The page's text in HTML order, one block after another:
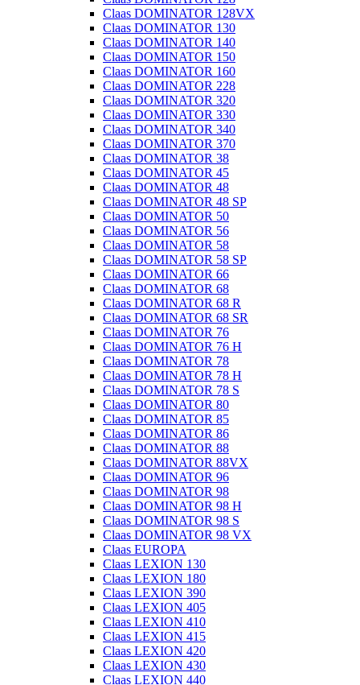
Claas DOMINATOR 128VX
Claas DOMINATOR 130
Claas DOMINATOR 140
Claas DOMINATOR 150
Claas DOMINATOR 160
Claas DOMINATOR 228
Claas DOMINATOR 320
Claas DOMINATOR 330
Claas DOMINATOR 340
Claas DOMINATOR 370
Claas DOMINATOR 38
Claas DOMINATOR 45
Claas DOMINATOR 48
Claas DOMINATOR 48 SP
Claas DOMINATOR 50
Claas DOMINATOR 56
Claas DOMINATOR 58
Claas DOMINATOR 58 SP
Claas DOMINATOR 66
Claas DOMINATOR 68
Claas DOMINATOR 68 R
Claas DOMINATOR 68 SR
Claas DOMINATOR 76
Claas DOMINATOR 76 H
Claas DOMINATOR 78
Claas DOMINATOR 78 H
Claas DOMINATOR 78 S
Claas DOMINATOR 80
Claas DOMINATOR 85
Claas DOMINATOR 86
Claas DOMINATOR 88
Claas DOMINATOR 88VX
Claas DOMINATOR 96
Claas DOMINATOR 98
Claas DOMINATOR 98 H
Claas DOMINATOR 98 S
Claas DOMINATOR 98 VX
Claas EUROPA
Claas LEXION 130
Claas LEXION 180
Claas LEXION 390
Claas LEXION 405
Claas LEXION 410
Claas LEXION 415
Claas LEXION 420
Claas LEXION 430
Claas LEXION 440